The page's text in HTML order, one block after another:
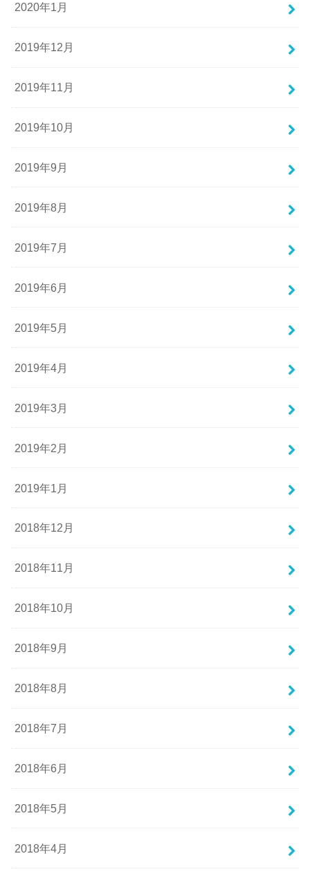
2020年1月
2019年12月
2019年11月
2019年10月
2019年9月
2019年8月
2019年7月
2019年6月
2019年5月
2019年4月
2019年3月
2019年2月
2019年1月
2018年12月
2018年11月
2018年10月
2018年9月
2018年8月
2018年7月
2018年6月
2018年5月
2018年4月